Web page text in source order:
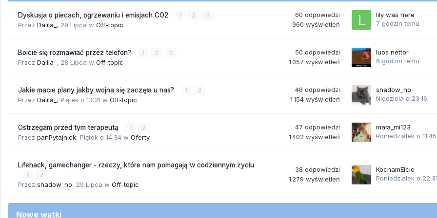
Dyskusja o piecach, ogrzewaniu i emisjach CO2 1 2 3
Przez Dalila_ , 29 Lipca w Off-topic
60 odpowiedzi
960 wyświetleń
lily was here
7 godzin temu
Boicie się rozmawiać przez telefon? 1 2 3
Przez Dalila_ , 28 Lipca w Off-topic
50 odpowiedzi
1 057 wyświetleń
luos nettor
6 godzin temu
Jakie macie plany jakby wojna się zaczęła u nas? 1 2
Przez Dalila_ , Piątek o 13:31 w Off-topic
48 odpowiedzi
1 154 wyświetleń
shadow_no
Niedziela o 23:16
Ostrzegam przed tym terapeutą 1 2
Przez panPytajnick, Piątek o 14:34 w Oferty
47 odpowiedzi
1 402 wyświetleń
mała_mi123
Poniedziałek o 11:45
Lifehack, gamechanger - rzeczy, które nam pomagają w codziennym życiu
1 2
Przez shadow_no, 29 Lipca w Off-topic
38 odpowiedzi
1 279 wyświetleń
KochamElcie
Poniedziałek o
Nowe wątki